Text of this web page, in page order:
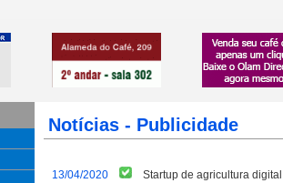
Notícias - Publicidade
13/04/2020 Startup de agricultura